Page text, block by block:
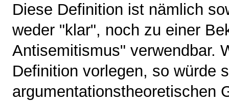
Diese Definition ist nämlich
weder "klar", noch zu einer
Antisemitismus" verwendbar.
Definition vorlegen, so würde
argumentationstheoretischen